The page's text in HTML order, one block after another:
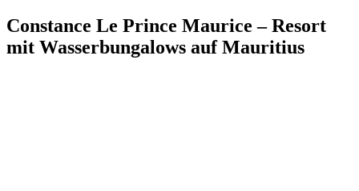
Constance Le Prince Maurice – Resort
mit Wasserbungalows auf Mauritius